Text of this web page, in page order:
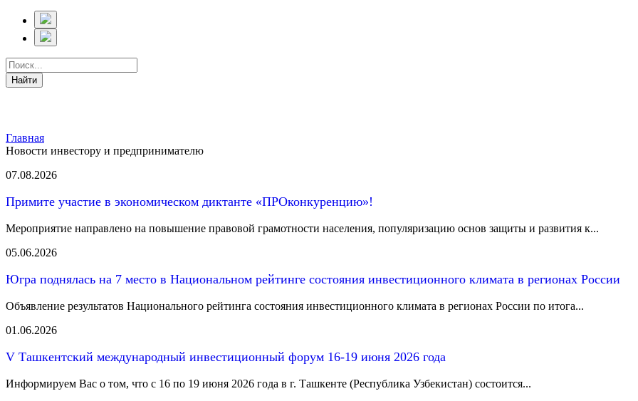
Главная
Новости инвестору и предпринимателю
07.08.2026
Примите участие в экономическом диктанте «ПРОконкуренцию»!
Мероприятие направлено на повышение правовой грамотности населения, популяризацию основ защиты и развития к...
05.06.2026
Югра поднялась на 7 место в Национальном рейтинге состояния инвестиционного климата в регионах России
Объявление результатов Национального рейтинга состояния инвестиционного климата в регионах России по итога...
01.06.2026
V Ташкентский международный инвестиционный форум 16-19 июня 2026 года
Информируем Вас о том, что с 16 по 19 июня 2026 года в г. Ташкенте (Республика Узбекистан) состоится...